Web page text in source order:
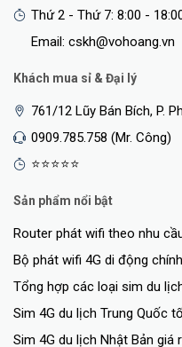
Thứ 2 - Thứ 7: 8:00 -
Email: cskh@vohoang.vn
Khách mua sỉ & Đại lý
761/12 Lũy Bán Bích, P.
0909.785.758 (Mr. Công)
⭐⭐⭐⭐⭐
Sản phẩm nổi bật
Router phát wifi theo nhu
Bộ phát wifi 4G di động
Tổng hợp các loại sim du
Sim 4G du lịch Trung Quốc
Sim 4G du lịch Nhật Bản giá